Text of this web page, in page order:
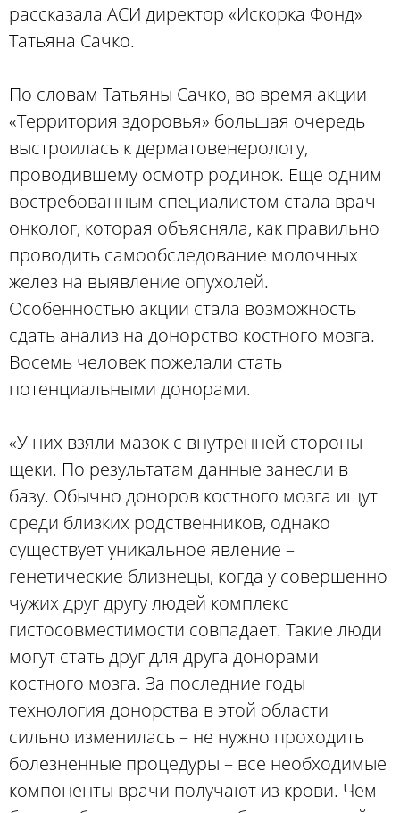
рассказала АСИ директор «Искорка Фонд»
Татьяна Сачко.
По словам Татьяны Сачко, во время акции
«Территория здоровья» большая очередь
выстроилась к дерматовенерологу,
проводившему осмотр родинок. Еще одним
востребованным специалистом стала врач-
онколог, которая объясняла, как правильно
проводить самообследование молочных
желез на выявление опухолей.
Особенностью акции стала возможность
сдать анализ на донорство костного мозга.
Восемь человек пожелали стать
потенциальными донорами.
«У них взяли мазок с внутренней стороны
щеки. По результатам данные занесли в
базу. Обычно доноров костного мозга ищут
среди близких родственников, однако
существует уникальное явление –
генетические близнецы, когда у совершенно
чужих друг другу людей комплекс
гистосовместимости совпадает. Такие люди
могут стать друг для друга донорами
костного мозга. За последние годы
технология донорства в этой области
сильно изменилась – не нужно проходить
болезненные процедуры – все необходимые
компоненты врачи получают из крови. Чем